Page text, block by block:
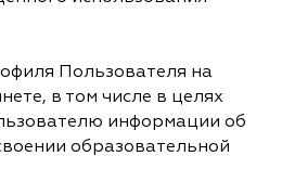
Пользователя на
в том числе в целях
информации об
образовательной